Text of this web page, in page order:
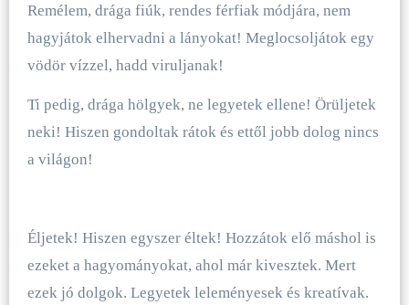
Remélem, drága fiúk, rendes férfiak módjára, nem
hagyjátok elhervadni a lányokat! Meglocsoljátok egy
vödör vízzel, hadd viruljanak!
Ti pedig, drága hölgyek, ne legyetek ellene! Örüljetek
neki! Hiszen gondoltak rátok és ettől jobb dolog nincs
a világon!
Éljetek! Hiszen egyszer éltek! Hozzátok elő máshol is
ezeket a hagyományokat, ahol már kivesztek. Mert
ezek jó dolgok. Legyetek leleményesek és kreatívak.